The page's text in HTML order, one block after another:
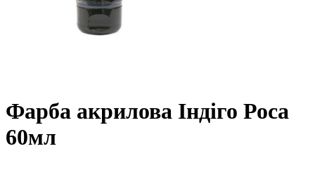
Фарба акрилова Індіго Роса
60мл